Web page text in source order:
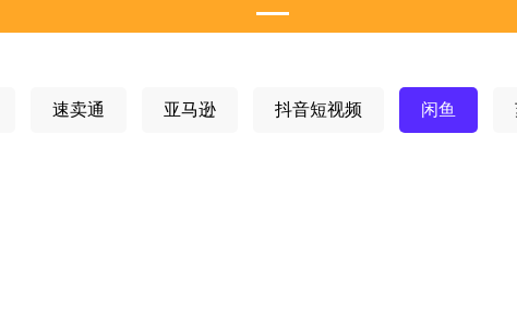
速卖通 亚马逊 抖音短视频 闲鱼